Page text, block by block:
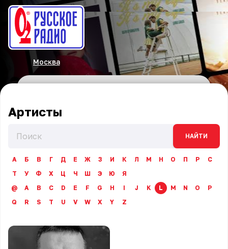
Москва
Артисты
НАЙТИ
А Б В Г Д Е Ж З И К Л М Н О П Р
С
Т
У Ф Х Ц Ч Ш Э Ю
Я
@
A B C D E F G H I J K L M N O
P
Q
R S T U V W X Y Z